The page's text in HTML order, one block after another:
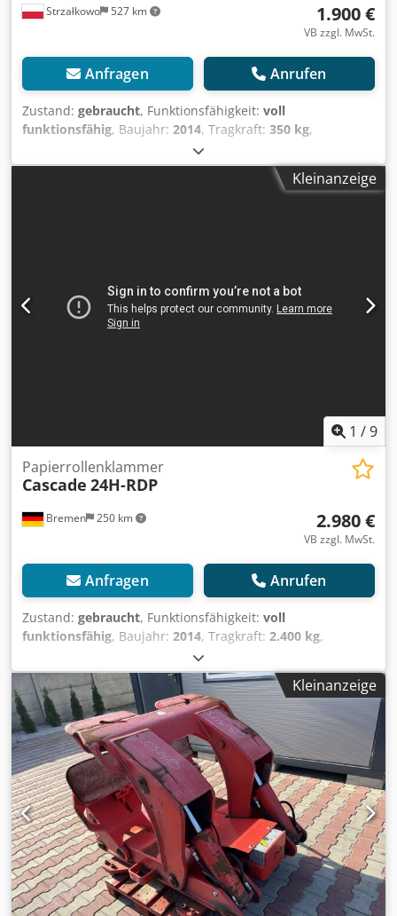
Strzałkowo 527 km 1.900 €
VB zzgl. MwSt.
Anfragen Anrufen
Zustand: gebraucht, Funktionsfähigkeit: voll
funktionsfähig, Baujahr: 2014, Tragkraft: 350 kg,
Papierrollenklammer Lastschwerpunkt: 600 Codpfxjzllxas
Aqtsrf ISO Klasse: ISO Klasse 2 = 1.000 - 2.500 kg Zustand:
Einsatzbereit und voll funktionsfähig Zustand Technisch:
Kleinanzeige
1 /9
Bremen 250 km
Papierrollenklammer
Cascade 24H-RDP
2.980 €
VB zzgl. MwSt.
Anfragen Anrufen
Zustand: gebraucht, Funktionsfähigkeit: voll
funktionsfähig, Baujahr: 2014, Tragkraft: 2.400 kg,
Papierrollenklammer Lastschwerpunkt: 650 ISO Klasse: ISO
Klasse 3 = 2.500 - 4.999 kg Zustand: Einsatzbereit und voll
funktionsfähig Crsdpfx Ajy Ih Edoqtsf Zustand Technisch:
sehr gut Beschreibung: Gewicht: 629 kg Tragfähigkeit: 2400
kg / 650 mm Rollenbereich: 200 - 1300 mm Vorbaumaß:
228 mm Aufhängung: FEM 3A Guter einsatzbereiter
Zustand, wie vom Vorbesitzer zurück // good working
condition, as back from the pre-owner Gewicht: 629 kg
Tragfa&#776higkeit: 2400 kg / 650 mm Rollenbereich: 200 -
1300 mm Vorbaumaß: 228 mm Aufha&#776ngung: FEM 3A
Kleinanzeige